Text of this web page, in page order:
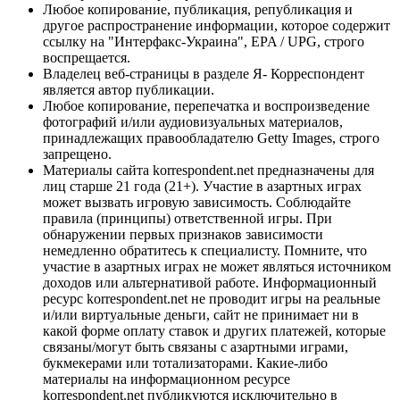
Любое копирование, публикация, републикация и
другое распространение информации, которое содержит
ссылку на "Интерфакс-Украина", EPA / UPG, строго
воспрещается.
Владелец веб-страницы в разделе Я- Корреспондент
является автор публикации.
Любое копирование, перепечатка и воспроизведение
фотографий и/или аудиовизуальных материалов,
принадлежащих правообладателю Getty Images, строго
запрещено.
Материалы сайта korrespondent.net предназначены для
лиц старше 21 года (21+). Участие в азартных играх
может вызвать игровую зависимость. Соблюдайте
правила (принципы) ответственной игры. При
обнаружении первых признаков зависимости
немедленно обратитесь к специалисту. Помните, что
участие в азартных играх не может являться источником
доходов или альтернативой работе. Информационный
ресурс korrespondent.net не проводит игры на реальные
и/или виртуальные деньги, сайт не принимает ни в
какой форме оплату ставок и других платежей, которые
связаны/могут быть связаны с азартными играми,
букмекерами или тотализаторами. Какие-либо
материалы на информационном ресурсе
korrespondent.net публикуются исключительно в